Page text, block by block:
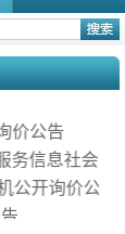
价公告
信息社会公开
机公开询价公告
告